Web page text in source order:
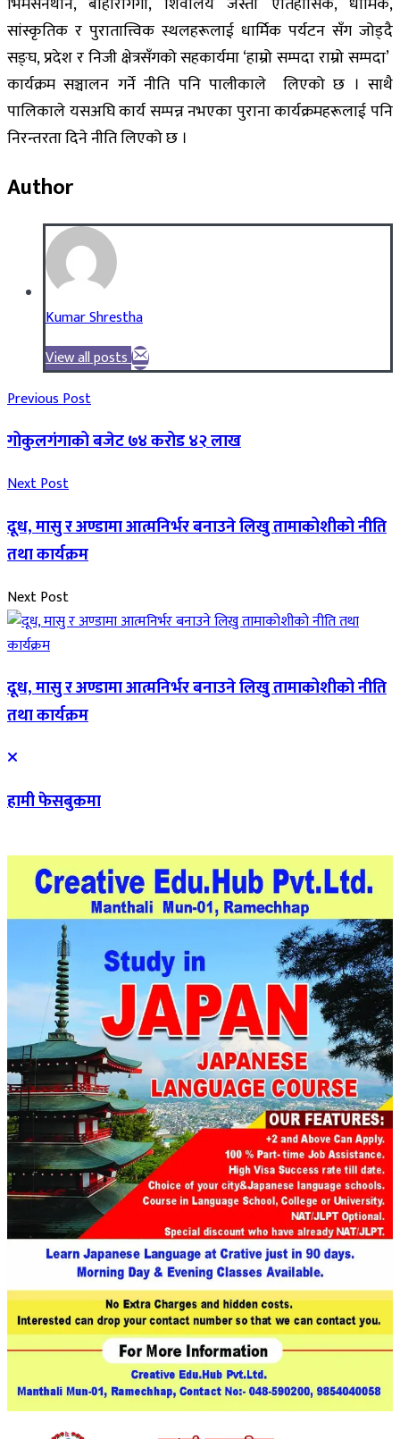
सांस्कृतिक र पुरातात्त्विक स्थलहरूलाई धार्मिक पर्यटन सँग जोड्दै
सङ्घ, प्रदेश र निजी क्षेत्रसँगको सहकार्यमा ‘हाम्रो सम्पदा राम्रो सम्पदा’
कार्यक्रम सञ्चालन गर्ने नीति पनि पालीकाले लिएको छ । साथै
पालिकाले यसअघि कार्य सम्पन्न नभएका पुराना कार्यक्रमहरूलाई पनि
निरन्तरता दिने नीति लिएको छ ।
Author
Kumar Shrestha
View all posts
Previous Post
गोकुलगंगाको बजेट ७४ करोड ४२ लाख
Next Post
दूध, मासु र अण्डामा आत्मनिर्भर बनाउने लिखु तामाकोशीको नीति
तथा कार्यक्रम
Next Post
दूध, मासु र अण्डामा आत्मनिर्भर बनाउने लिखु तामाकोशीको नीति
तथा कार्यक्रम
हामी फेसबुकमा